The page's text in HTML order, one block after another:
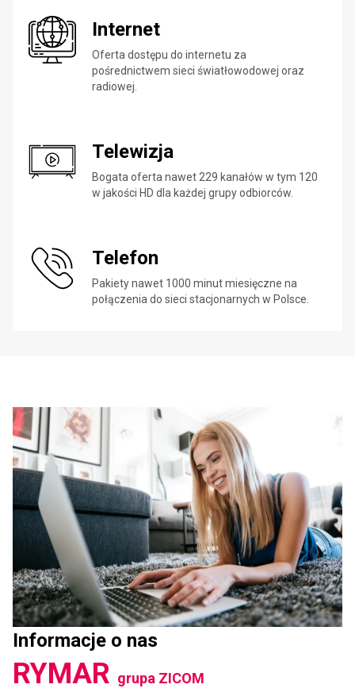
Internet
Oferta dostępu do internetu za
pośrednictwem sieci światłowodowej oraz
radiowej.
Telewizja
Bogata oferta nawet 229 kanałów w tym 120
w jakości HD dla każdej grupy odbiorców.
Telefon
Pakiety nawet 1000 minut miesięczne na
połączenia do sieci stacjonarnych w Polsce.
Informacje o nas
RYMAR grupa ZICOM